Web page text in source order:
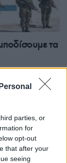
parties, or
for
opt-out
that after your
seeing
τα